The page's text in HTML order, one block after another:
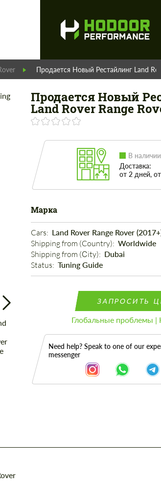
Продается Новый Рестайлинг Land
Продается Новый
Land Rover Range
В наличии
Доставка:
от 2 дней,
Марка
Cars: Land Rover Range Rover
Shipping from (Country): Worldwide
Shipping from (Сity): Dubai
Status: Tuning Guide
ЗАПРОСИТЬ
Глобальные проблемы
Need help? Speak to one of our
messenger